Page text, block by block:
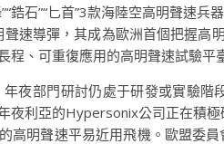
鋯石”“匕首”3款海陸空高明聲速
速導彈，其成為歐洲首個把握
、可重復應用的高明聲速試驗平
夜部門研討仍處于研發或實驗
夜利亞的Hypersonix公司正在積
高明聲速平易近用飛機。歐盟